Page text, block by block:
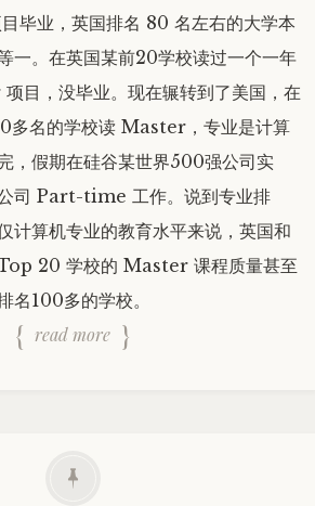
毕业，英国排名 80 名左右的大学本
一。在英国某前20学校读过一个一年
，没毕业。现在辗转到了美国，在
多名的学校读 Master，专业是计算
，假期在硅谷某世界500强公司实
司 Part-time 工作。说到专业排
计算机专业的教育水平来说，英国和
20 学校的 Master 课程质量甚至
名100多的学校。
read more